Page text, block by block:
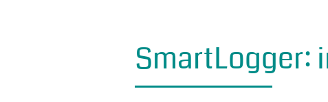
SmartLogger: